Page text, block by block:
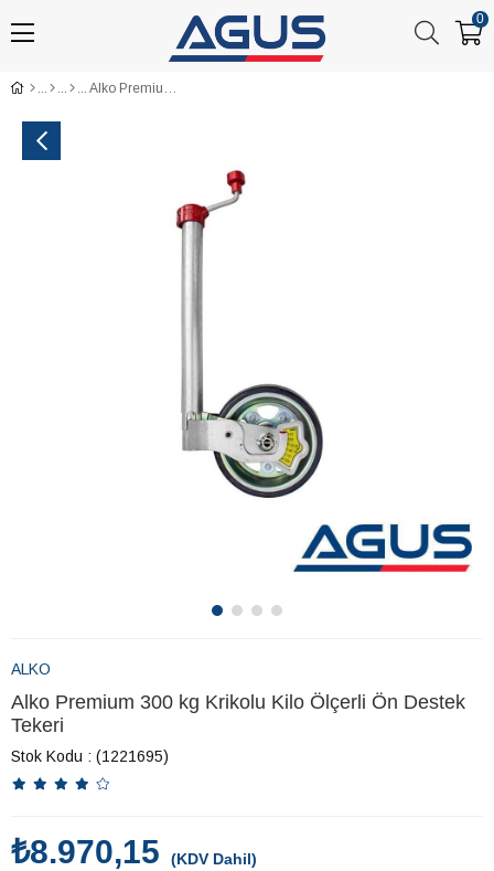
0
Alko Premium 300 kg Krikolu Kilo Ölçerli Ön Destek Tekeri
ALKO
Alko Premium 300 kg Krikolu Kilo Ölçerli Ön Destek
Tekeri
Stok Kodu (1221695)
₺8.970,15
(KDV Dahil)